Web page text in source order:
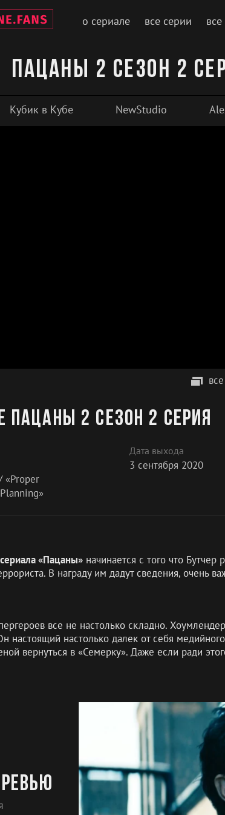
о сериале все серии
Пацаны 2 сезон 2
Кубик в Кубе NewStudio
Пацаны 2 сезон 2 серия
«Proper
Дата выхода
3 сентября 2020
«Пацаны»начинается с того что
В награду им дадут сведения, очень
все не настолько складно.
настоящий настолько далек от себя
вернуться в «Семерку». Даже если ради